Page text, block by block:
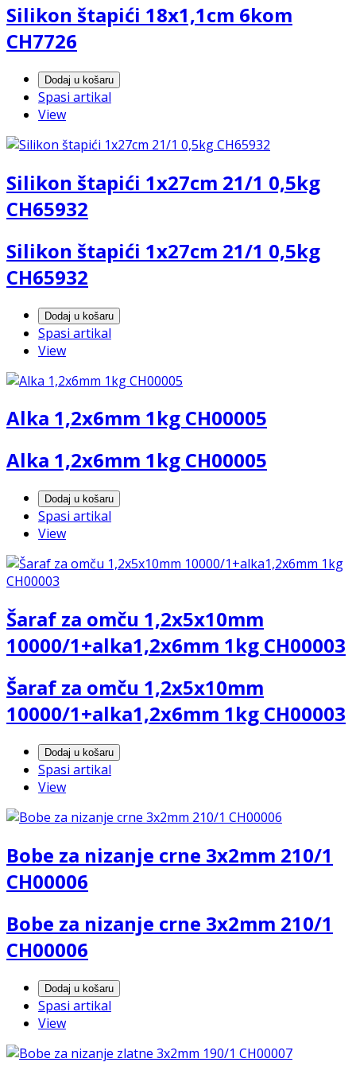
Silikon štapići 18x1,1cm 6kom
CH7726
Dodaj u košaru
Spasi artikal
View
Silikon štapići 1x27cm 21/1 0,5kg
CH65932
Silikon štapići 1x27cm 21/1 0,5kg
CH65932
Dodaj u košaru
Spasi artikal
View
Alka 1,2x6mm 1kg CH00005
Alka 1,2x6mm 1kg CH00005
Dodaj u košaru
Spasi artikal
View
Šaraf za omču 1,2x5x10mm
10000/1+alka1,2x6mm 1kg CH00003
Šaraf za omču 1,2x5x10mm
10000/1+alka1,2x6mm 1kg CH00003
Dodaj u košaru
Spasi artikal
View
Bobe za nizanje crne 3x2mm 210/1
CH00006
Bobe za nizanje crne 3x2mm 210/1
CH00006
Dodaj u košaru
Spasi artikal
View